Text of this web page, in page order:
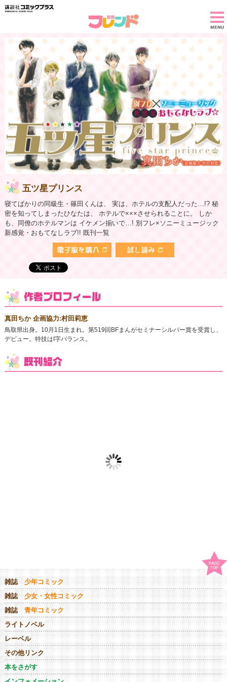
五ツ星プリンス
寝てばかりの同級生・篠田くんは、 実は、ホテルの支配人だった…!? 秘
密を知ってしまったひなたは、 ホテルで×××させられることに。 しか
も、同僚のホテルマンは イケメン揃いで…! 別フレ×ソニーミュージック
新感覚・おもてなしラブ!! 既刊一覧
真田ちか 企画協力:村田莉恵
鳥取県出身。10月1日生まれ。第519回BFまんがセミナーシルバー賞を受賞し、
デビュー。特技はI字バランス。
雑誌 少年コミック
雑誌 少女・女性コミック
雑誌 青年コミック
ライトノベル
レーベル
その他リンク
本をさがす